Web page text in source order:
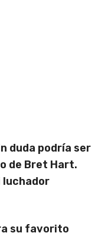
duda podría ser
de Bret Hart.
luchador
su favorito